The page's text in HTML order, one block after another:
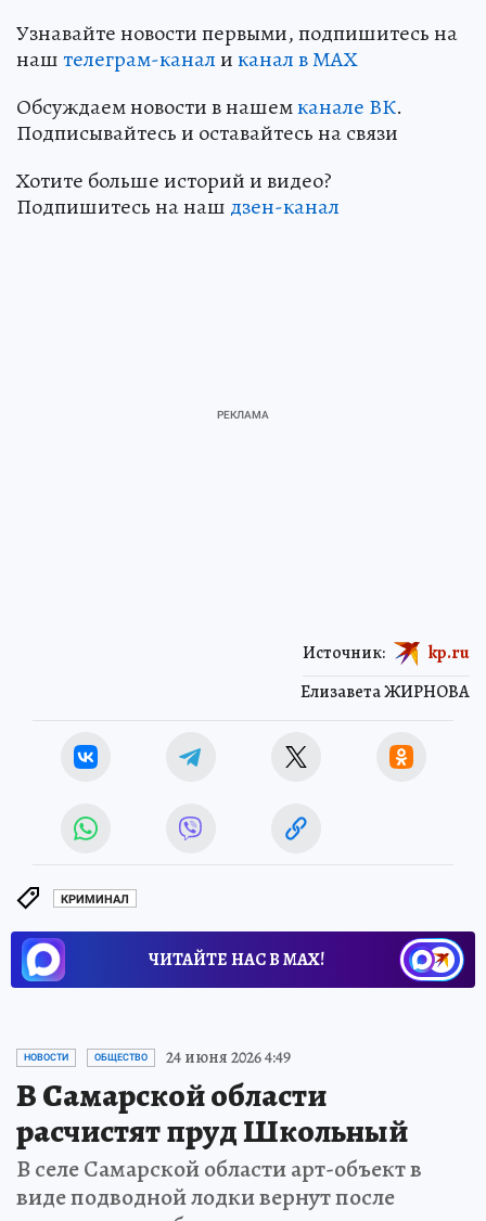
Узнавайте новости первыми, подпишитесь на
наштелеграм-каналиканал в МАХ
Обсуждаем новости в нашемканале ВК.
Подписывайтесь и оставайтесь на связи
Хотите больше историй и видео?
Подпишитесь на наш дзен-канал
Елизавета ЖИРНОВА
Источник: kp.ru
КРИМИНАЛ
ЧИТАЙТЕ НАС В МАХ!
НОВОСТИ ОБЩЕСТВО 24 июня 2026 4:49
В Самарской области
расчистят пруд Школьный
В селе Самарской области арт-объект в
виде подводной лодки вернут после